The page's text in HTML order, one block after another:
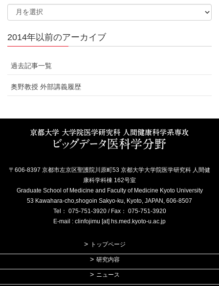
2014年以前のアーカイブ
過去記事一覧
奥野教授 外部講義履歴
〒606-8397 京都市左京区聖護院川原町53 京都大学大学院医学研究科 人間健
康科学科棟 162号室
Graduate School of Medicine and Faculty of Medicine Kyoto University
53 Kawahara-cho,shogoin Sakyo-ku, Kyoto, JAPAN, 606-8507
Tel： 075-751-3920 / Fax： 075-751-3920
E-mail : clinfojimu [at] hs.med.kyoto-u.ac.jp
トップページ
研究内容
ニュース